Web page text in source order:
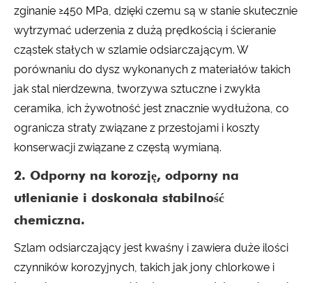
zginanie ≥450 MPa, dzięki czemu są w stanie skutecznie
wytrzymać uderzenia z dużą prędkością i ścieranie
cząstek stałych w szlamie odsiarczającym. W
porównaniu do dysz wykonanych z materiałów takich
jak stal nierdzewna, tworzywa sztuczne i zwykła
ceramika, ich żywotność jest znacznie wydłużona, co
ogranicza straty związane z przestojami i koszty
konserwacji związane z częstą wymianą.
2. Odporny na korozję, odporny na
utlenianie i doskonała stabilność
chemiczna.
Szlam odsiarczający jest kwaśny i zawiera duże ilości
czynników korozyjnych, takich jak jony chlorkowe i